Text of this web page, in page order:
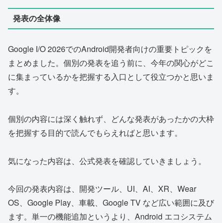
発表の全体像
Google I/O 2026でのAndroid開発者向けの重要トピックを
まとめました。個別の発表を追う前に、今年の関心がどこ
に集まっているかを把握する入口として役立つかと思いま
す。
個別の内容には深く触れず、どんな発表があったかの大枠
を把握する目的で読んでもらえればと思います。
気になった内容は、公式発表を確認していきましょう。
今回の発表内容は、開発ツール、UI、AI、XR、Wear
OS、Google Play、車載、Google TV など広い範囲に及び
ます。単一の機能追加というより、Android エコシステム